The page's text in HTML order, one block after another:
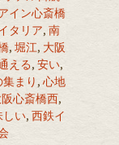
イン心斎橋
タリア, 南
, 堀江, 大阪
える, 安い,
まり ,心地
阪心斎橋西,
しい, 西鉄イ